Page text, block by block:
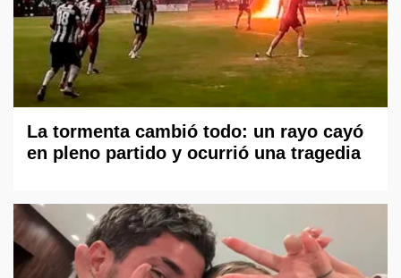
La tormenta cambió todo: un rayo cayó
en pleno partido y ocurrió una tragedia